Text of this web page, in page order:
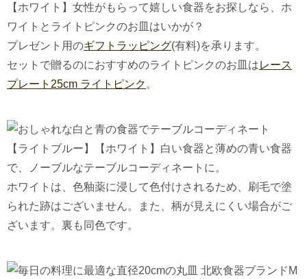
【ホワイト】女性がもらって嬉しい食器をお探しなら、ホ
ワイトとライトピンクのお皿はいかが？
プレゼント用のギフトラッピング(有料)を承ります。
セットで贈るのにおすすめのライトピンクのお皿はレース
プレート25cm ライトピンク 。
【ライトブルー】【ホワイト】白い食器と薄めの青い食器
で、ノーブルなテーブルコーディネートに。
ホワイトは、色釉薬に浸して色付けされるため、刷毛で塗
られた跡はございません。また、柄が見えにくい場合がご
ざいます。裏も同色です。